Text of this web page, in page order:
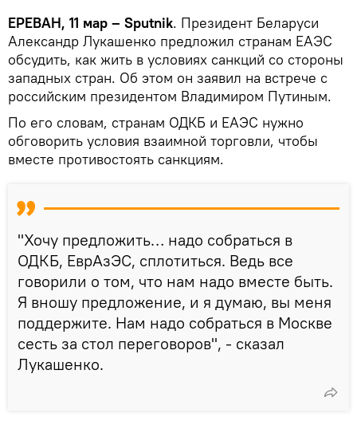
ЕРЕВАН, 11 мар – Sputnik. Президент Беларуси
Александр Лукашенко предложил странам ЕАЭС
обсудить, как жить в условиях санкций со стороны
западных стран. Об этом он заявил на встрече с
российским президентом Владимиром Путиным.
По его словам, странам ОДКБ и ЕАЭС нужно
обговорить условия взаимной торговли, чтобы
вместе противостоять санкциям.
"Хочу предложить… надо собраться в
ОДКБ, ЕврАзЭС, сплотиться. Ведь все
говорили о том, что нам надо вместе быть.
Я вношу предложение, и я думаю, вы меня
поддержите. Нам надо собраться в Москве
сесть за стол переговоров", - сказал
Лукашенко.